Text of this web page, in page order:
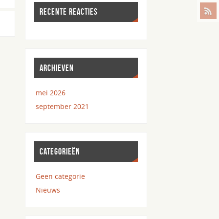
RECENTE REACTIES
ARCHIEVEN
mei 2026
september 2021
CATEGORIEËN
Geen categorie
Nieuws